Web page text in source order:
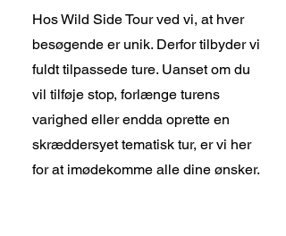
Hos Wild Side Tour ved vi, at hver
besøgende er unik. Derfor tilbyder vi
fuldt tilpassede ture. Uanset om du
vil tilføje stop, forlænge turens
varighed eller endda oprette en
skræddersyet tematisk tur, er vi her
for at imødekomme alle dine ønsker.